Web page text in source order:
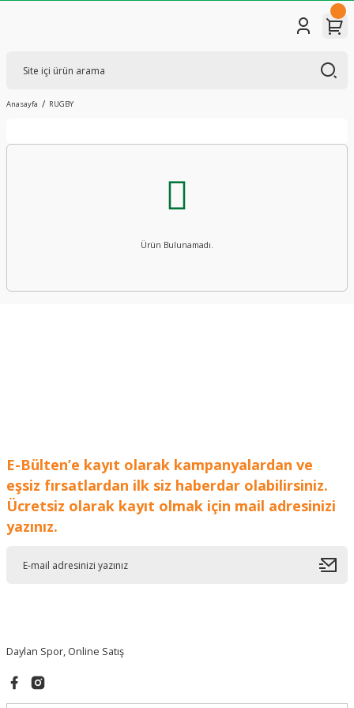
Anasayfa RUGBY
Ürün Bulunamadı.
E-Bülten’e kayıt olarak kampanyalardan ve
eşsiz fırsatlardan ilk siz haberdar olabilirsiniz.
Ücretsiz olarak kayıt olmak için mail adresinizi
yazınız.
Daylan Spor, Online Satış